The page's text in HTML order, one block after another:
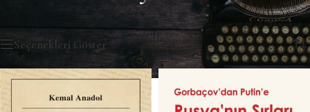
4 sonucun tümü gösteriliyor
Seçenekleri Göster